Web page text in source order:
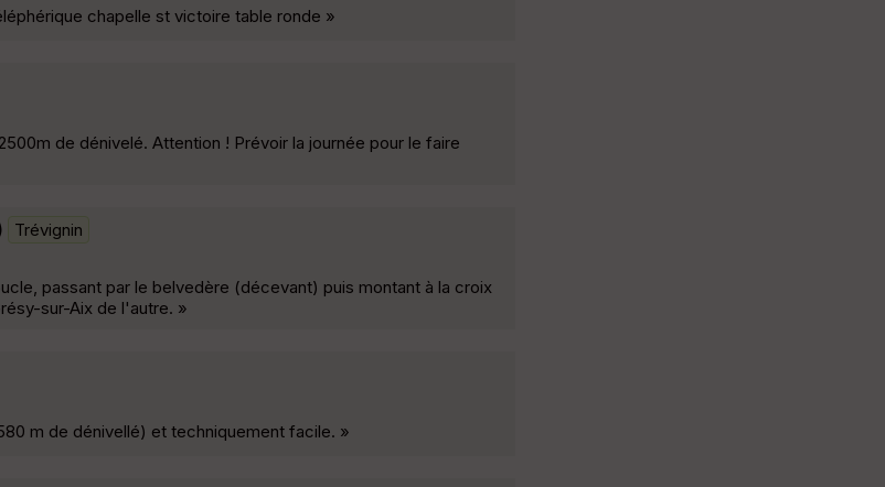
chapelle st victoire table ronde »
de dénivelé. Attention ! Prévoir la journée pour le faire
Trévignin
passant par le belvedère (décevant) puis montant à la croix
sur-Aix de l'autre. »
m de dénivellé) et techniquement facile. »